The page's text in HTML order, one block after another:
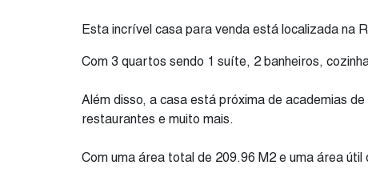
Esta incrível casa para venda está localizada na
Com 3 quartos sendo 1 suíte, 2 banheiros,
Além disso, a casa está próxima de academias
restaurantes e muito mais.
Com uma área total de 209.96 M2 e uma área